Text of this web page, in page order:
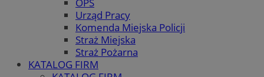
Urząd Pracy
Komenda Miejska Policji
Straż Miejska
Straż Pożarna
KATALOG FIRM